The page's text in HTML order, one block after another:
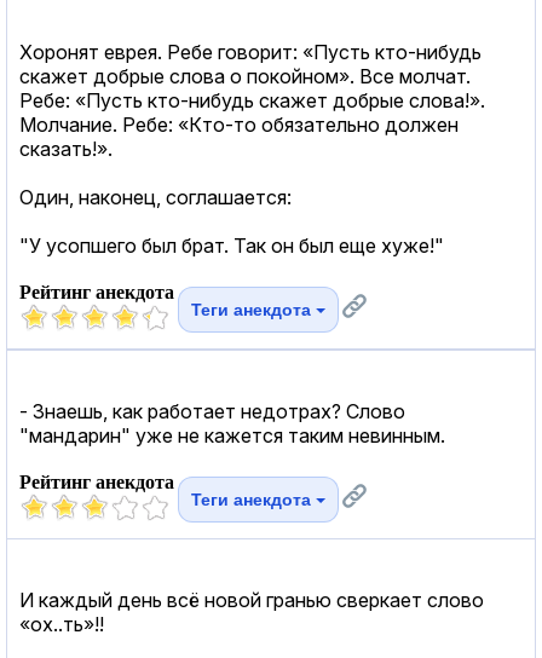
Хоронят еврея. Ребе говорит: «Пусть кто-нибудь
скажет добрые слова о покойном». Все молчат.
Ребе: «Пусть кто-нибудь скажет добрые слова!».
Молчание. Ребе: «Кто-то обязательно должен
сказать!».
Oдин, наконец, соглашается:
"У усопшего был брат. Так он был еще хужe!"
Рейтинг анекдота
Теги анекдота
- Знаешь, как работает недотрах? Слово
"мандарин" уже не кажется таким невинным.
Рейтинг анекдота
Теги анекдота
И каждый день всё новой гранью сверкает слово
«ох..ть»!!